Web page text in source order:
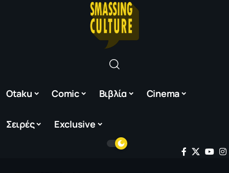
Otaku Comic Βιβλία Cinema
Σειρές Exclusive